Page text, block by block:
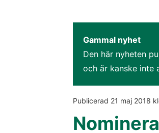
Gammal nyhet
Den här nyheten
och är kanske inte
Publicerad 21 maj 2018